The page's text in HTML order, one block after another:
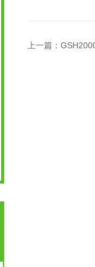
上一篇：